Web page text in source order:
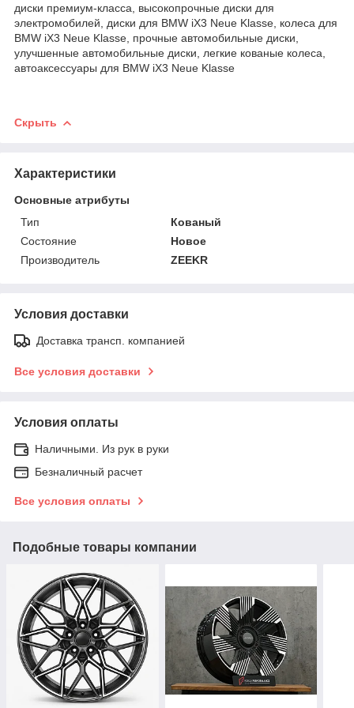
диски премиум-класса, высокопрочные диски для
электромобилей, диски для BMW iX3 Neue Klasse, колеса для
BMW iX3 Neue Klasse, прочные автомобильные диски,
улучшенные автомобильные диски, легкие кованые колеса,
автоаксессуары для BMW iX3 Neue Klasse
Скрыть
Характеристики
Основные атрибуты
Тип
Кованый
Состояние
Новое
Производитель
ZEEKR
Условия доставки
Доставка трансп. компанией
Все условия доставки
Условия оплаты
Наличными. Из рук в руки
Безналичный расчет
Все условия оплаты
Подобные товары компании